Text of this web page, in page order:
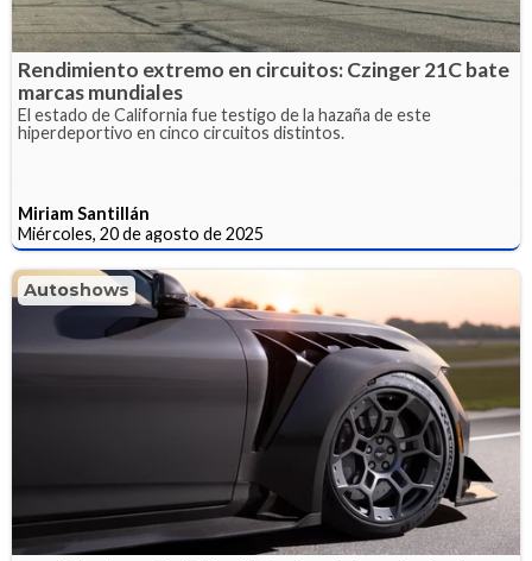
Rendimiento extremo en circuitos: Czinger 21C bate
marcas mundiales
El estado de California fue testigo de la hazaña de este
hiperdeportivo en cinco circuitos distintos.
Miriam Santillán
Miércoles, 20 de agosto de 2025
Autoshows